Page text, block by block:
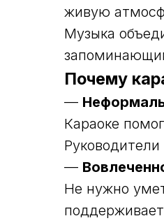
живую
Музыка
Почему
—
Караоке
—
Не нужно